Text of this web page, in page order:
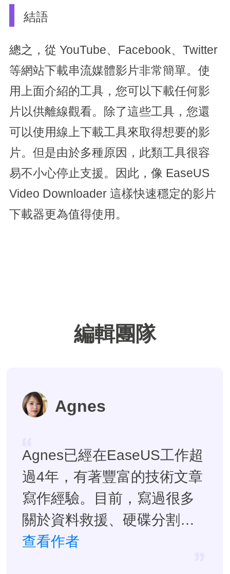
結語
總之，從 YouTube、Facebook、Twitter
等網站下載串流媒體影片非常簡單。使
用上面介紹的工具，您可以下載任何影
片以供離線觀看。除了這些工具，您還
可以使用線上下載工具來取得想要的影
片。但是由於多種原因，此類工具很容
易不小心停止支援。因此，像 EaseUS
Video Downloader 這樣快速穩定的影片
下載器更為值得使用。
編輯團隊
Agnes
Agnes已經在EaseUS工作超
過4年，有著豐富的技術文章
寫作經驗。目前，寫過很多
關於資料救援、硬碟分割管
理或備份還原相關文章，希
查看作者